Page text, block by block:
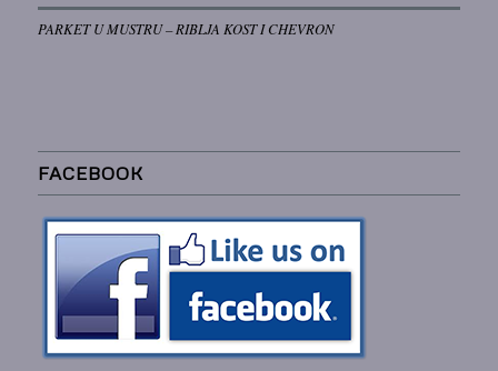
PARKET U MUSTRU – RIBLJA KOST I CHEVRON
FACEBOOK